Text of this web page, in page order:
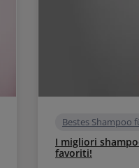
Bestes Shampoo
I migliori
favoriti!